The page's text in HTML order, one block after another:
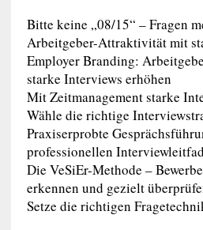
Bitte keine „08/15“ – Fragen
Arbeitgeber-Attraktivität mit
Employer Branding:
starke Interviews erhöhen
Mit Zeitmanagement starke
Wähle die richtige
Praxiserprobte
professionellen
Die VeSiEr-Methode –
erkennen und gezielt
Setze die richtigen